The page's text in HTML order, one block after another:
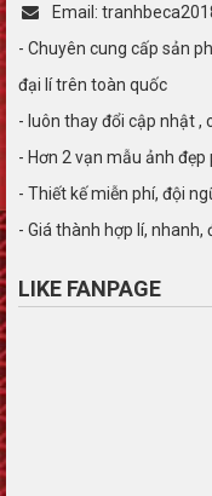
Email:
- Chuyên cung cấp sản
đại lí trên toàn quốc
- luôn thay đổi cập nhật ,
- Hơn 2 vạn mẫu ảnh
- Thiết kế miễn phí, đội
- Giá thành hợp lí, nhanh,
LIKE FANPAGE